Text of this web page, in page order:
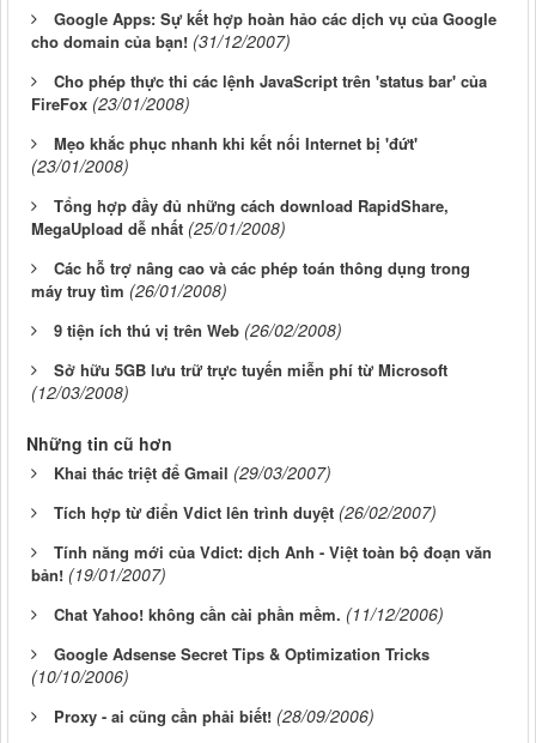
Google Apps: Sự kết hợp hoàn hảo các dịch vụ của Google
cho domain của bạn! (31/12/2007)
Cho phép thực thi các lệnh JavaScript trên 'status bar' của
FireFox (23/01/2008)
Mẹo khắc phục nhanh khi kết nối Internet bị 'đứt'
(23/01/2008)
Tổng hợp đầy đủ những cách download RapidShare,
MegaUpload dễ nhất (25/01/2008)
Các hỗ trợ nâng cao và các phép toán thông dụng trong
máy truy tìm (26/01/2008)
9 tiện ích thú vị trên Web (26/02/2008)
Sở hữu 5GB lưu trữ trực tuyến miễn phí từ Microsoft
(12/03/2008)
Những tin cũ hơn
Khai thác triệt để Gmail (29/03/2007)
Tích hợp từ điển Vdict lên trình duyệt (26/02/2007)
Tính năng mới của Vdict: dịch Anh - Việt toàn bộ đoạn văn
bản! (19/01/2007)
Chat Yahoo! không cần cài phần mềm. (11/12/2006)
Google Adsense Secret Tips & Optimization Tricks
(10/10/2006)
Proxy - ai cũng cần phải biết! (28/09/2006)